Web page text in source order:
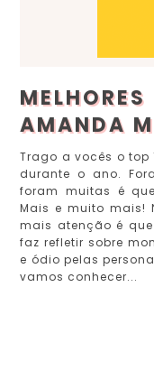
AMANDA
Trago a vocês o top
durante o ano.
foram muitas é
Mais e muito mais!
mais atenção é
faz refletir sobre
e ódio pelas
vamos conhecer...